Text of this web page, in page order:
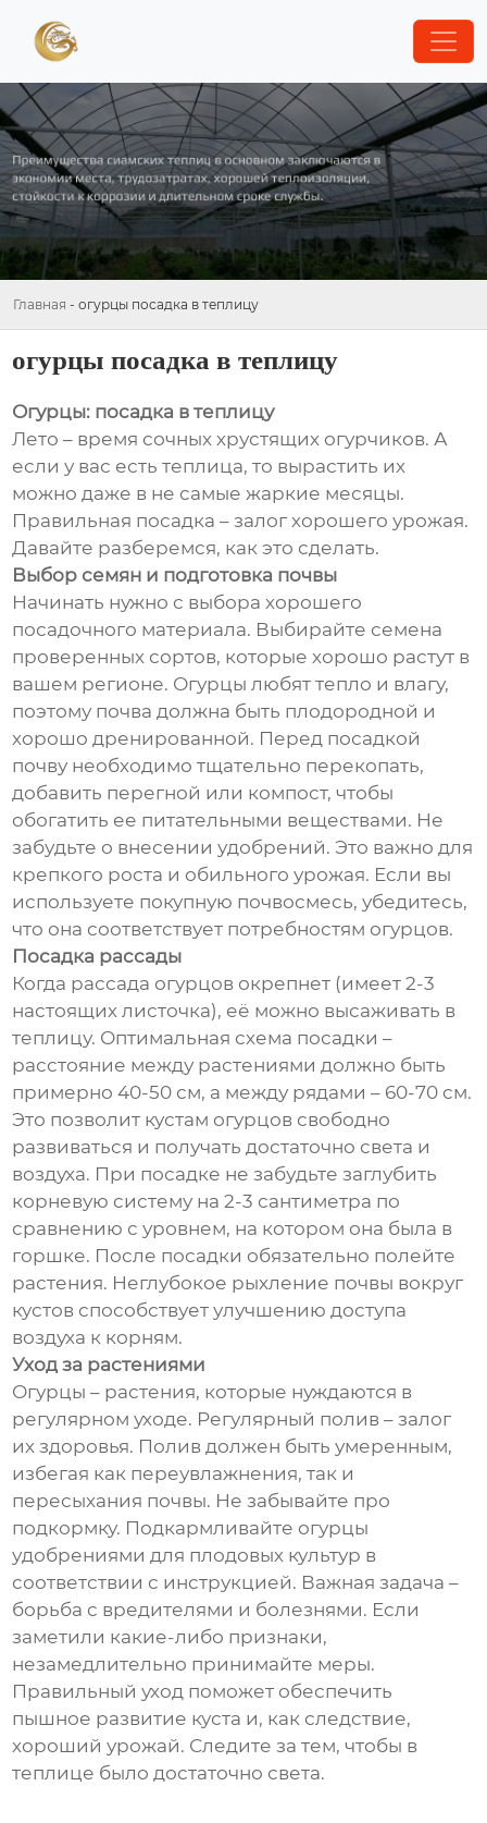
Главная - огурцы посадка в теплицу
огурцы посадка в теплицу
Огурцы: посадка в теплицу
Лето – время сочных хрустящих огурчиков. А
если у вас есть теплица, то вырастить их
можно даже в не самые жаркие месяцы.
Правильная посадка – залог хорошего урожая.
Давайте разберемся, как это сделать.
Выбор семян и подготовка почвы
Начинать нужно с выбора хорошего
посадочного материала. Выбирайте семена
проверенных сортов, которые хорошо растут в
вашем регионе. Огурцы любят тепло и влагу,
поэтому почва должна быть плодородной и
хорошо дренированной. Перед посадкой
почву необходимо тщательно перекопать,
добавить перегной или компост, чтобы
обогатить ее питательными веществами. Не
забудьте о внесении удобрений. Это важно для
крепкого роста и обильного урожая. Если вы
используете покупную почвосмесь, убедитесь,
что она соответствует потребностям огурцов.
Посадка рассады
Когда рассада огурцов окрепнет (имеет 2-3
настоящих листочка), её можно высаживать в
теплицу. Оптимальная схема посадки –
расстояние между растениями должно быть
примерно 40-50 см, а между рядами – 60-70 см.
Это позволит кустам огурцов свободно
развиваться и получать достаточно света и
воздуха. При посадке не забудьте заглубить
корневую систему на 2-3 сантиметра по
сравнению с уровнем, на котором она была в
горшке. После посадки обязательно полейте
растения. Неглубокое рыхление почвы вокруг
кустов способствует улучшению доступа
воздуха к корням.
Уход за растениями
Огурцы – растения, которые нуждаются в
регулярном уходе. Регулярный полив – залог
их здоровья. Полив должен быть умеренным,
избегая как переувлажнения, так и
пересыхания почвы. Не забывайте про
подкормку. Подкармливайте огурцы
удобрениями для плодовых культур в
соответствии с инструкцией. Важная задача –
борьба с вредителями и болезнями. Если
заметили какие-либо признаки,
незамедлительно принимайте меры.
Правильный уход поможет обеспечить
пышное развитие куста и, как следствие,
хороший урожай. Следите за тем, чтобы в
теплице было достаточно света.